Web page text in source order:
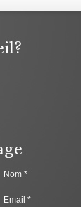
Nom *
Email *